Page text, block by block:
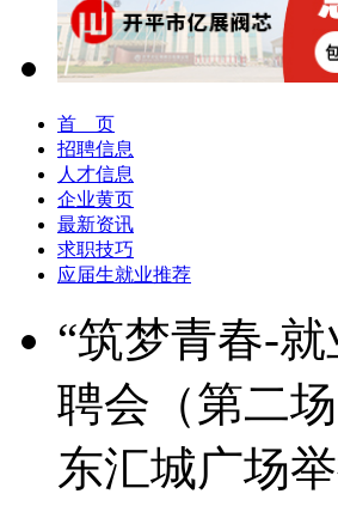
首 页
招聘信息
人才信息
企业黄页
最新资讯
求职技巧
应届生就业推荐
“筑梦青春-
聘会（第二
东汇城广场